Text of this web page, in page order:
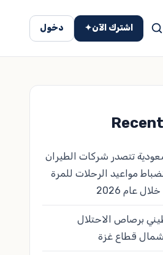
اشترك الآن✦ دخول
تتصدر شركات الطيران
مواعيد الرحلات للمرة
عام 2026
برصاص الاحتلال
شمال قطاع غزة